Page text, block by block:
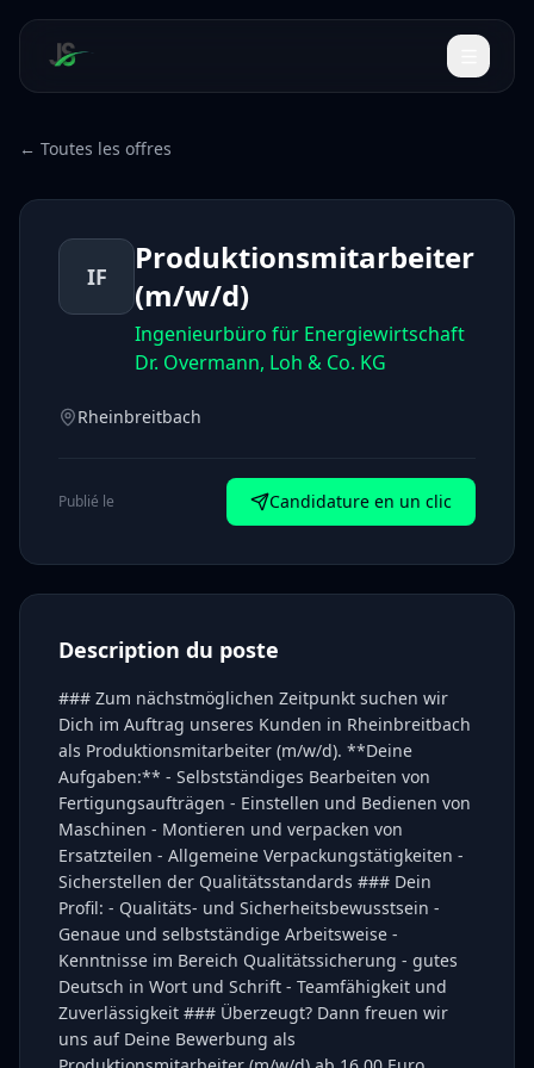
← Toutes les offres
IF
Produktionsmitarbeiter
(m/w/d)
Ingenieurbüro für Energiewirtschaft
Dr. Overmann, Loh & Co. KG
Rheinbreitbach
Publié le Candidature en un clic
Description du poste
### Zum nächstmöglichen Zeitpunkt suchen wir
Dich im Auftrag unseres Kunden in Rheinbreitbach
als Produktionsmitarbeiter (m/w/d). **Deine
Aufgaben:** - Selbstständiges Bearbeiten von
Fertigungsaufträgen - Einstellen und Bedienen von
Maschinen - Montieren und verpacken von
Ersatzteilen - Allgemeine Verpackungstätigkeiten -
Sicherstellen der Qualitätsstandards ### Dein
Profil: - Qualitäts- und Sicherheitsbewusstsein -
Genaue und selbstständige Arbeitsweise -
Kenntnisse im Bereich Qualitätssicherung - gutes
Deutsch in Wort und Schrift - Teamfähigkeit und
Zuverlässigkeit ### Überzeugt? Dann freuen wir
uns auf Deine Bewerbung als